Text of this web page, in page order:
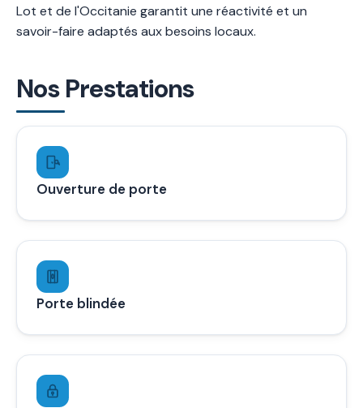
Lot et de l'Occitanie garantit une réactivité et un
savoir-faire adaptés aux besoins locaux.
Nos Prestations
Ouverture de porte
Porte blindée